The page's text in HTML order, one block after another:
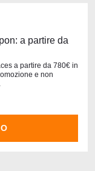
a partire da
a partire da 780€ in
e non